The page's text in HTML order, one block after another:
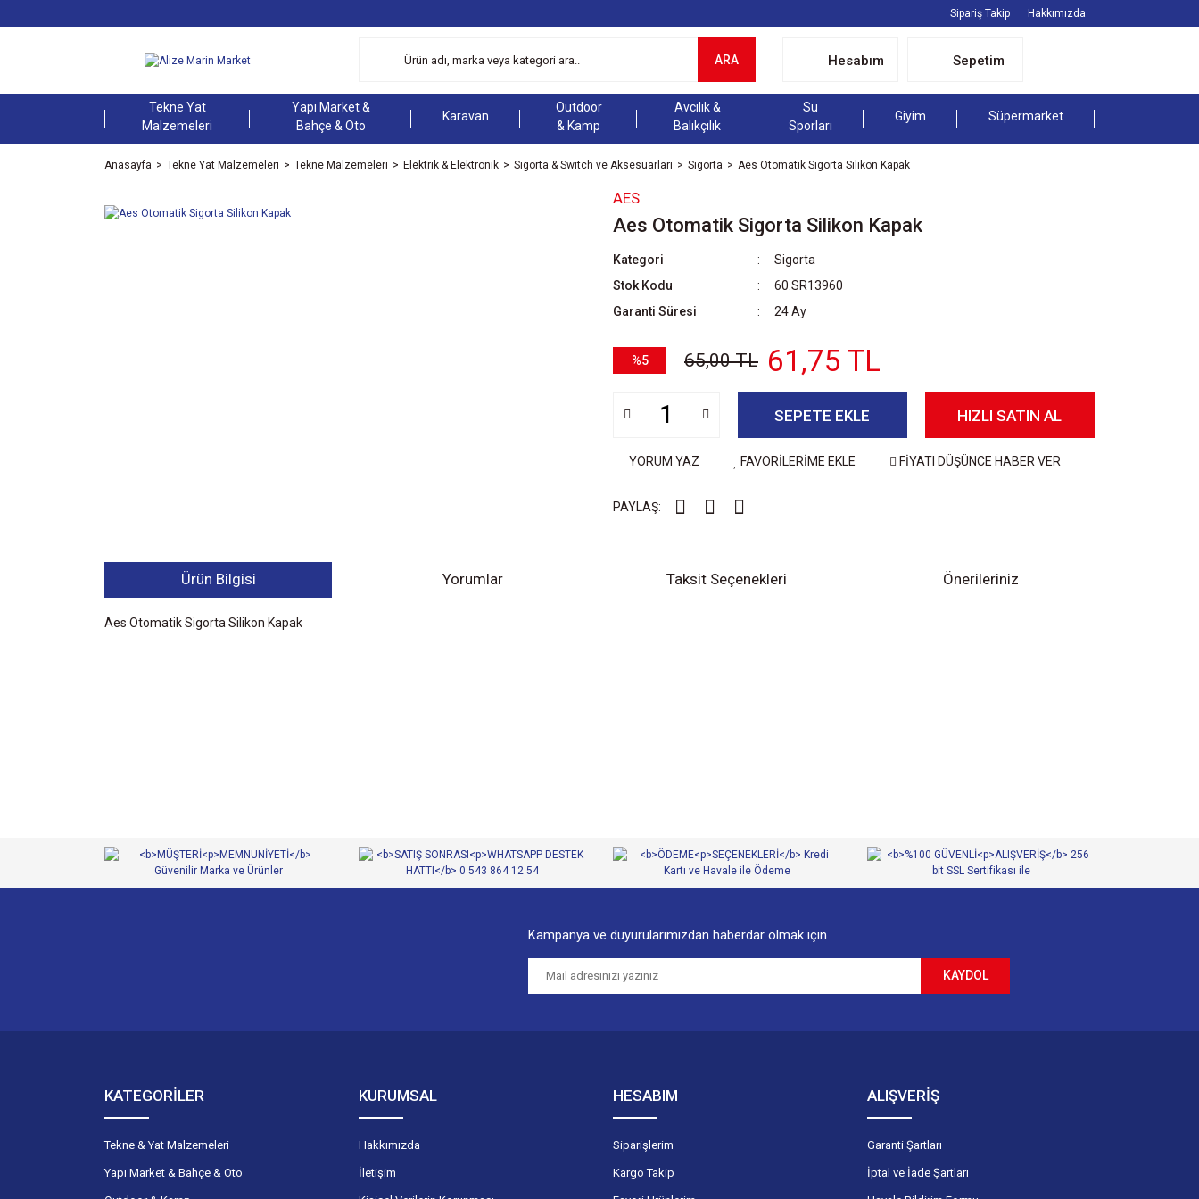
Sipariş Takip Hakkımızda
ARA Hesabım Sepetim
Tekne Yat
Malzemeleri
Yapı Market &
Bahçe & Oto
Karavan
Outdoor
& Kamp
Avcılık &
Balıkçılık
Su
Sporları
Giyim Süpermarket
Anasayfa Tekne Yat Malzemeleri Tekne Malzemeleri Elektrik & Elektronik Sigorta & Switch ve Aksesuarları Sigorta Aes Otomatik Sigorta Silikon Kapak
AES
Aes Otomatik Sigorta Silikon Kapak
Kategori
Sigorta
Stok Kodu
60.SR13960
Garanti Süresi
24 Ay
%5 65,00 TL 61,75 TL
SEPETE EKLE HIZLI SATIN AL
YORUM YAZ FAVORİLERİME EKLE FİYATI DÜŞÜNCE HABER VER
PAYLAŞ:
Ürün Bilgisi Yorumlar Taksit Seçenekleri Önerileriniz
Aes Otomatik Sigorta Silikon Kapak
Ürün fiyatı diğer sitelerden daha pahalı.
Bu ürüne benzer farklı alternatifler olmalı.
Kampanya ve duyurularımızdan haberdar olmak için
KAYDOL
KATEGORİLER
Tekne & Yat Malzemeleri
Yapı Market & Bahçe & Oto
KURUMSAL
Hakkımızda
İletişim
HESABIM
Siparişlerim
Kargo Takip
ALIŞVERİŞ
Garanti Şartları
İptal ve İade Şartları